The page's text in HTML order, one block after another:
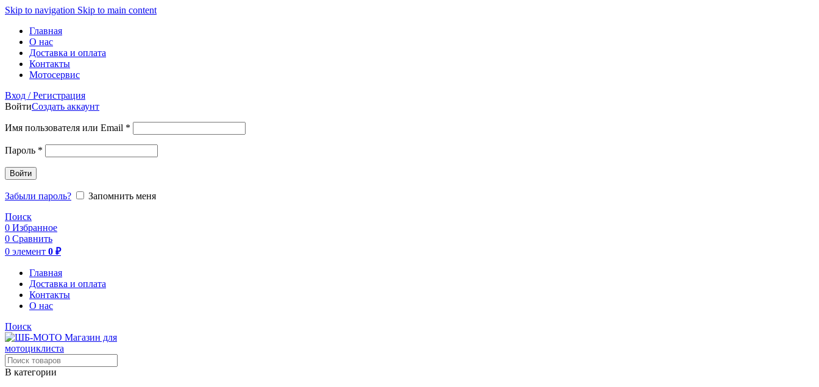
Skip to navigation Skip to main content
Главная
О нас
Доставка и оплата
Контакты
Мотосервис
Вход / Регистрация
ВойтиСоздать аккаунт
Имя пользователя или Email *
Пароль *
Войти
Забыли пароль?
Запомнить меня
Поиск
0 Избранное
0 Сравнить
0 элемент 0 ₽
Главная
Доставка и оплата
Контакты
О нас
Поиск
В категории